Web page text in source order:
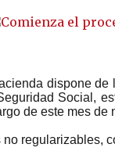
dispone de
Social,
de este mes
no regularizables,